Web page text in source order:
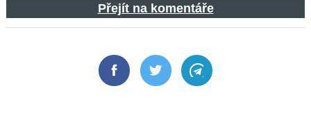
Přejít na komentáře
FacebookTwitter Telegram